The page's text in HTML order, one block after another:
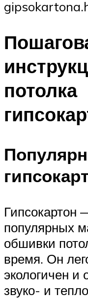
потолка
Гипсокартон
популярных
обшивки
время. Он
экологичен и
звуко- и